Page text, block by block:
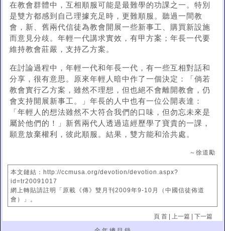
在教會群體中，互相順服可能是最難學的功課之一。特別
是雙方都感到自己理據充足時，更難順服。聽過一間教
會，新、舊兩代信徒為教會開展一些新事工、購買新設施
而意見分歧。年輕一代講求實效，有甲方案；年長一代要
維持教會莊嚴，支持乙方案。
在討論過程中，年輕一代和年長一代，有一些互相對話和
分享，很有意思。原來年輕人暗中作了一個決定：「倘若
教會實行乙方案，雖然不理想，但也絕不會離開教會，仍
會支持開展新事工。」年長的人中也有一位公開表達：
「年輕人的想法雖然不大符合我們的口味，但勿忘未來是
屬於他們的！」新舊兩代人透過這經歷學了寶貴的一課，
願意放棄權利，彼此順服。結果，雙方能和洽共處。
～徐道勵
本文鏈結：http://ccmusa.org/devotion/devotion.aspx?
id=tr20091017
網上轉貼請註明「原載《傳》雙月刊2009年9-10月（中國信徒佈道
會）」。
頁 首| 上一篇| 下一篇